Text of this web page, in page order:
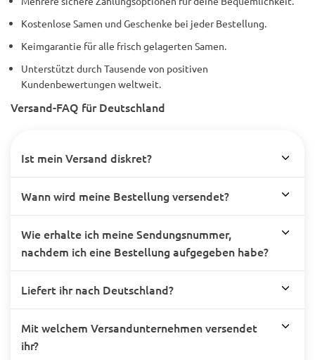
Kostenlose Samen und Geschenke bei jeder Bestellung.
Keimgarantie für alle frisch gelagerten Samen.
Unterstützt durch Tausende von positiven
Kundenbewertungen weltweit.
Versand-FAQ für Deutschland
Ist mein Versand diskret?
Wann wird meine Bestellung versendet?
Wie erhalte ich meine Sendungsnummer,
nachdem ich eine Bestellung aufgegeben habe?
Liefert ihr nach Deutschland?
Mit welchem Versandunternehmen versendet
ihr?